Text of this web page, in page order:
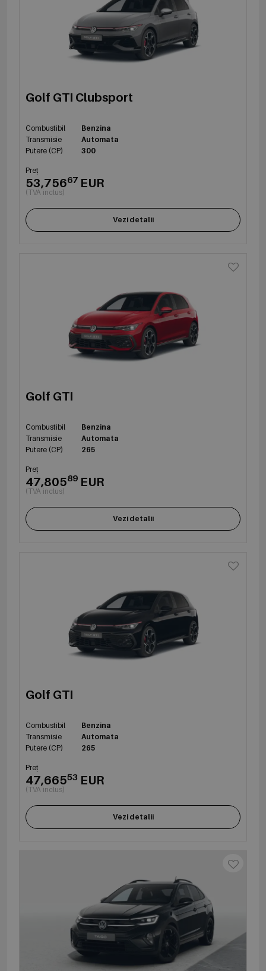
Golf GTI Clubsport
Combustibil
Benzina
Transmisie
Automata
Putere (CP)
300
Preț
53,75667 EUR
(TVA inclus)
Vezi detalii
Golf GTI
Combustibil
Benzina
Transmisie
Automata
Putere (CP)
265
Preț
47,80589 EUR
(TVA inclus)
Vezi detalii
Golf GTI
Combustibil
Benzina
Transmisie
Automata
Putere (CP)
265
Preț
47,66553 EUR
(TVA inclus)
Vezi detalii